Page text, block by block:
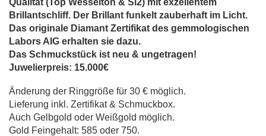
Qualität (Top Wesselton & Si2) mit exzellentem
Brillantschliff. Der Brillant funkelt zauberhaft im Licht.
Das originale Diamant Zertifikat des gemmologischen
Labors AIG erhalten sie dazu.
Das Schmuckstück ist neu & ungetragen!
Juwelierpreis: 15.000€
Änderung der Ringgröße für 30 € möglich.
Lieferung inkl. Zertifikat & Schmuckbox.
Auch Gelbgold oder Weißgold möglich.
Gold Feingehalt: 585 oder 750.